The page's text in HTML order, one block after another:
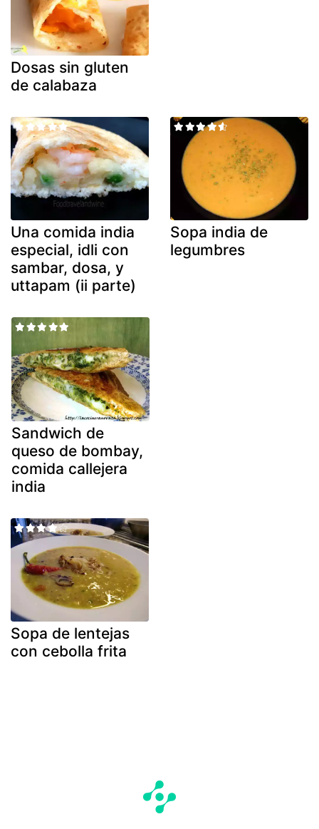
Dosas sin gluten
de calabaza
Una comida india
especial, idli con
sambar, dosa, y
uttapam (ii parte)
Sopa india de
legumbres
Sandwich de
queso de bombay,
comida callejera
india
Sopa de lentejas
con cebolla frita